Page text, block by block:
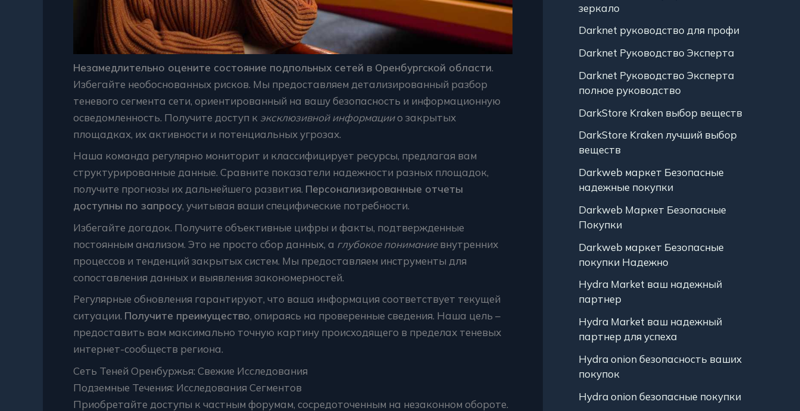
Незамедлительно оцените состояние подпольных сетей в Оренбургской области.
Избегайте необоснованных рисков. Мы предоставляем детализированный разбор
теневого сегмента сети, ориентированный на вашу безопасность и информационную
осведомленность. Получите доступ к эксклюзивной информациио закрытых
площадках, их активности и потенциальных угрозах.
Наша команда регулярно мониторит и классифицирует ресурсы, предлагая вам
структурированные данные. Сравните показатели надежности разных площадок,
получите прогнозы их дальнейшего развития. Персонализированные отчеты
доступны по запросу, учитывая ваши специфические потребности.
Избегайте догадок. Получите объективные цифры и факты, подтвержденные
постоянным анализом. Это не просто сбор данных, а глубокое пониманиевнутренних
процессов и тенденций закрытых систем. Мы предоставляем инструменты для
сопоставления данных и выявления закономерностей.
Регулярные обновления гарантируют, что ваша информация соответствует текущей
ситуации. Получите преимущество, опираясь на проверенные сведения. Наша цель –
предоставить вам максимально точную картину происходящего в пределах теневых
интернет-сообществ региона.
Сеть Теней Оренбуржья: Свежие Исследования
Подземные Течения: Исследования Сегментов
Приобретайте доступы к частным форумам, сосредоточенным на незаконном обороте.
зеркало
Darknet руководство для профи
Darknet Руководство Эксперта
Darknet Руководство Эксперта
полное руководство
DarkStore Kraken выбор веществ
DarkStore Kraken лучший выбор
веществ
Darkweb маркет Безопасные
надежные покупки
Darkweb Маркет Безопасные
Покупки
Darkweb маркет Безопасные
покупки Надежно
Hydra Market ваш надежный
партнер
Hydra Market ваш надежный
партнер для успеха
Hydra onion безопасность ваших
покупок
Hydra onion безопасные покупки